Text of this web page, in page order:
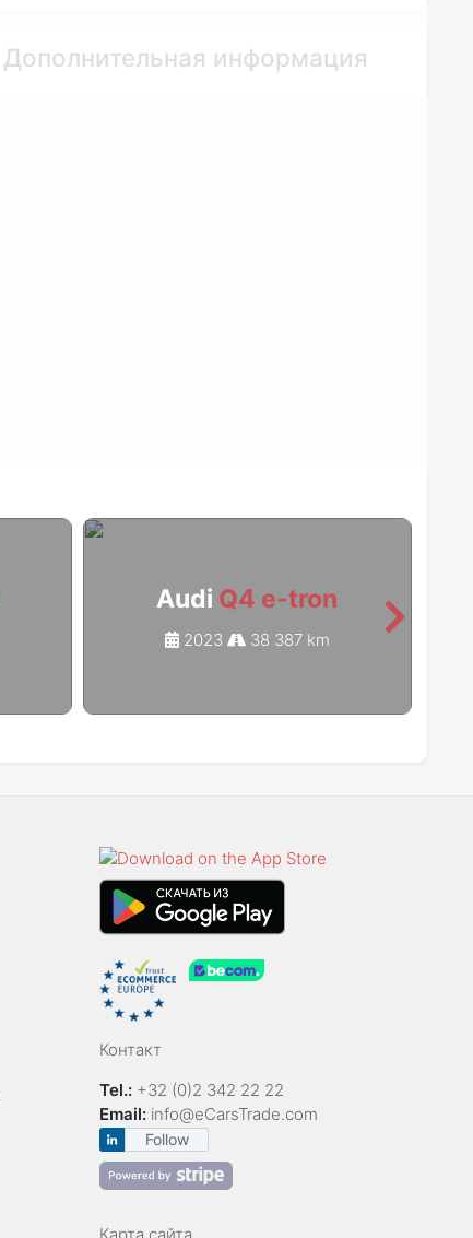
Дополнительная информация
Audi Q4 e-tron
2023 38 387 km
Контакт
Tel.: +32 (0)2 342 22 22
Email: info@eCarsTrade.com
Follow